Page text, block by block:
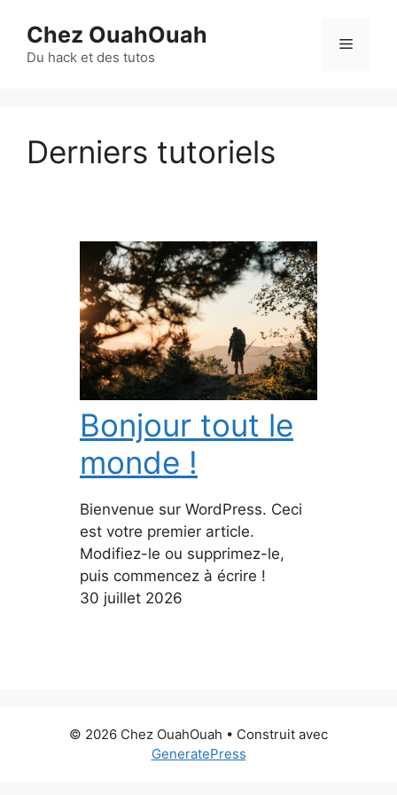
contenu
Chez OuahOuah
Du hack et des tutos
Menu
Derniers tutoriels
Bonjour tout le
monde !
Bienvenue sur WordPress. Ceci
est votre premier article.
Modifiez-le ou supprimez-le,
puis commencez à écrire !
30 juillet 2026
© 2026 Chez OuahOuah • Construit avec
GeneratePress